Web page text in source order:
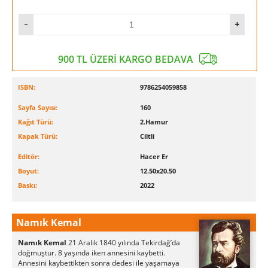
900 TL ÜZERİ KARGO BEDAVA
ISBN: 9786254059858
Sayfa Sayısı:
160
Kağıt Türü:
2.Hamur
Kapak Türü:
Ciltli
Editör:
Hacer Er
Boyut:
12.50x20.50
Baskı:
2022
Namık Kemal
Namık Kemal 21 Aralık 1840 yılında Tekirdağ’da
doğmuştur. 8 yaşında iken annesini kaybetti.
Annesini kaybettikten sonra dedesi ile yaşamaya